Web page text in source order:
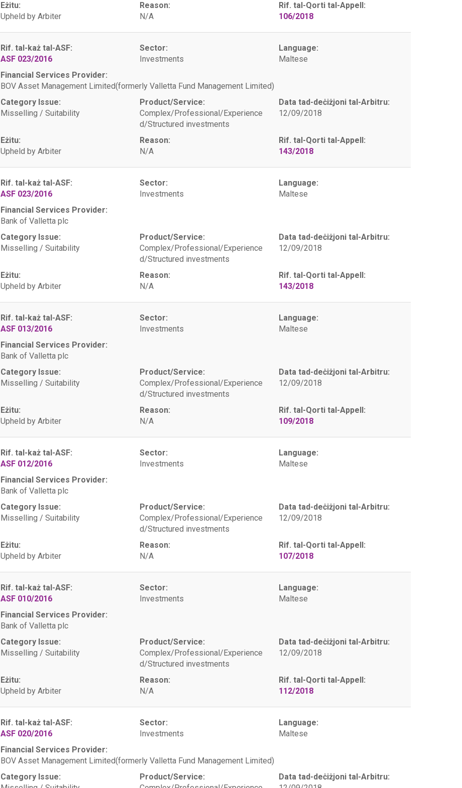
Eżitu:
Upheld by Arbiter
Reason:
N/A
Rif. tal-Qorti tal-Appell:
106/2018
Rif. tal-każ tal-ASF:
ASF 023/2016
Sector:
Investments
Language:
Maltese
Financial Services Provider:
BOV Asset Management Limited(formerly Valletta Fund Management Limited)
Category Issue:
Misselling / Suitability
Product/Service:
Complex/Professional/Experience
d/Structured investments
Data tad-deċiżjoni tal-Arbitru:
12/09/2018
Eżitu:
Upheld by Arbiter
Reason:
N/A
Rif. tal-Qorti tal-Appell:
143/2018
Rif. tal-każ tal-ASF:
ASF 023/2016
Sector:
Investments
Language:
Maltese
Financial Services Provider:
Bank of Valletta plc
Category Issue:
Misselling / Suitability
Product/Service:
Complex/Professional/Experience
d/Structured investments
Data tad-deċiżjoni tal-Arbitru:
12/09/2018
Eżitu:
Upheld by Arbiter
Reason:
N/A
Rif. tal-Qorti tal-Appell:
143/2018
Rif. tal-każ tal-ASF:
ASF 013/2016
Sector:
Investments
Language:
Maltese
Financial Services Provider:
Bank of Valletta plc
Category Issue:
Misselling / Suitability
Product/Service:
Complex/Professional/Experience
d/Structured investments
Data tad-deċiżjoni tal-Arbitru:
12/09/2018
Eżitu:
Upheld by Arbiter
Reason:
N/A
Rif. tal-Qorti tal-Appell:
109/2018
Rif. tal-każ tal-ASF:
ASF 012/2016
Sector:
Investments
Language:
Maltese
Financial Services Provider:
Bank of Valletta plc
Category Issue:
Misselling / Suitability
Product/Service:
Complex/Professional/Experience
d/Structured investments
Data tad-deċiżjoni tal-Arbitru:
12/09/2018
Eżitu:
Upheld by Arbiter
Reason:
N/A
Rif. tal-Qorti tal-Appell:
107/2018
Rif. tal-każ tal-ASF:
ASF 010/2016
Sector:
Investments
Language:
Maltese
Financial Services Provider:
Bank of Valletta plc
Category Issue:
Misselling / Suitability
Product/Service:
Complex/Professional/Experience
d/Structured investments
Data tad-deċiżjoni tal-Arbitru:
12/09/2018
Eżitu:
Upheld by Arbiter
Reason:
N/A
Rif. tal-Qorti tal-Appell:
112/2018
Rif. tal-każ tal-ASF:
ASF 020/2016
Sector:
Investments
Language:
Maltese
Financial Services Provider:
BOV Asset Management Limited(formerly Valletta Fund Management Limited)
Category Issue:
Product/Service:
Data tad-deċiżjoni tal-Arbitru: